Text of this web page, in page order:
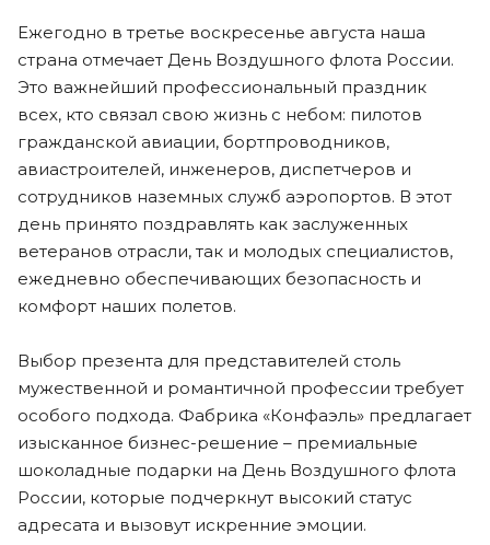
Ежегодно в третье воскресенье августа наша
страна отмечает День Воздушного флота России.
Это важнейший профессиональный праздник
всех, кто связал свою жизнь с небом: пилотов
гражданской авиации, бортпроводников,
авиастроителей, инженеров, диспетчеров и
сотрудников наземных служб аэропортов. В этот
день принято поздравлять как заслуженных
ветеранов отрасли, так и молодых специалистов,
ежедневно обеспечивающих безопасность и
комфорт наших полетов.
Выбор презента для представителей столь
мужественной и романтичной профессии требует
особого подхода. Фабрика «Конфаэль» предлагает
изысканное бизнес-решение – премиальные
шоколадные подарки на День Воздушного флота
России, которые подчеркнут высокий статус
адресата и вызовут искренние эмоции.